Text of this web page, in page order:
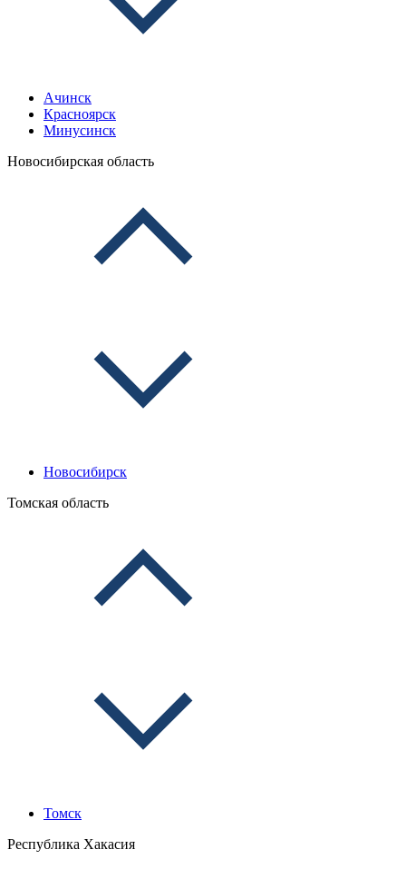
Ачинск
Красноярск
Минусинск
Новосибирская область
Новосибирск
Томская область
Томск
Республика Хакасия